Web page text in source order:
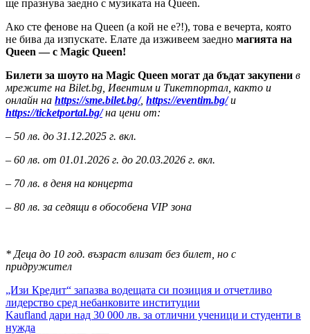
ще празнува заедно с музиката на Queen.
Ако сте фенове на Queen (а кой не е?!), това е вечерта, която
не бива да изпускате. Елате да изживеем заедно магията на
Queen — с Magic Queen!
Билети за шоуто на Magic Queen могат да бъдат закупени в
мрежите на Bilet.bg, Ивентим и Тикетпортал, както и
онлайн на https://sme.bilet.bg/, https://eventim.bg/и
https://ticketportal.bg/на цени от:
– 50 лв. до 31.12.2025 г. вкл.
– 60 лв. от 01.01.2026 г. до 20.03.2026 г. вкл.
– 70 лв. в деня на концерта
– 80 лв. за седящи в обособена VIP зона
* Деца до 10 год. възраст влизат без билет, но с
придружител
Навигация
„Изи Кредит“ запазва водещата си позиция и отчетливо
лидерство сред небанковите институции
Kaufland дари над 30 000 лв. за отлични ученици и студенти в
нужда